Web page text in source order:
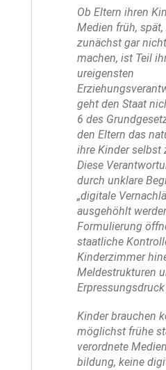
Ob Eltern ihren
Medien früh,
zunächst gar
machen, ist Teil
ureigensten
geht den Staat
6 des
den Eltern das
ihre Kinder selbst
Diese
durch unklare
„digitale
ausgehöhlt
Formulierung
staatliche
Kinderzimmer
Meldestrukturen
Kinder brauchen
möglichst frühe
verordnete
bildung, keine